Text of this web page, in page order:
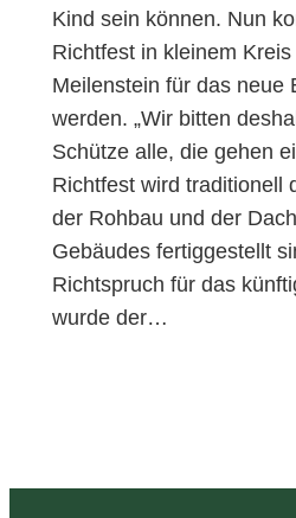
Kind sein können. Nun
Richtfest in kleinem
Meilenstein für das neue
werden. „Wir bitten
Schütze alle, die gehen
Richtfest wird traditionell
der Rohbau und der
Gebäudes fertiggestellt
Richtspruch für das
wurde der…